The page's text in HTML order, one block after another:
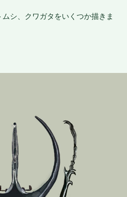
シ、クワガタをいくつか描きま